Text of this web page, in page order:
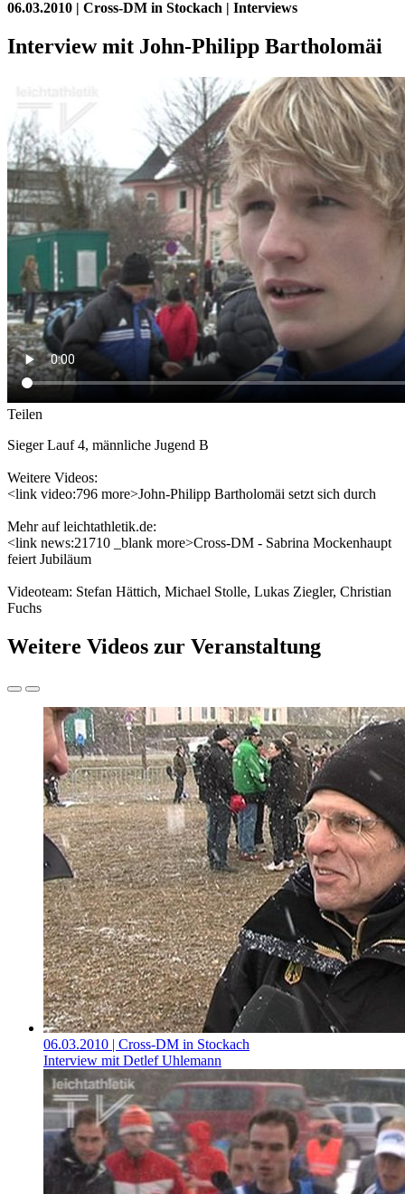
06.03.2010 | Cross-DM in Stockach | Interviews
Interview mit John-Philipp Bartholomäi
Teilen
Sieger Lauf 4, männliche Jugend B
Weitere Videos:
<link video:796 more>John-Philipp Bartholomäi setzt sich durch
Mehr auf leichtathletik.de:
<link news:21710 _blank more>Cross-DM - Sabrina Mockenhaupt
feiert Jubiläum
Videoteam: Stefan Hättich, Michael Stolle, Lukas Ziegler, Christian
Fuchs
Weitere Videos zur Veranstaltung
06.03.2010 | Cross-DM in Stockach
Interview mit Detlef Uhlemann